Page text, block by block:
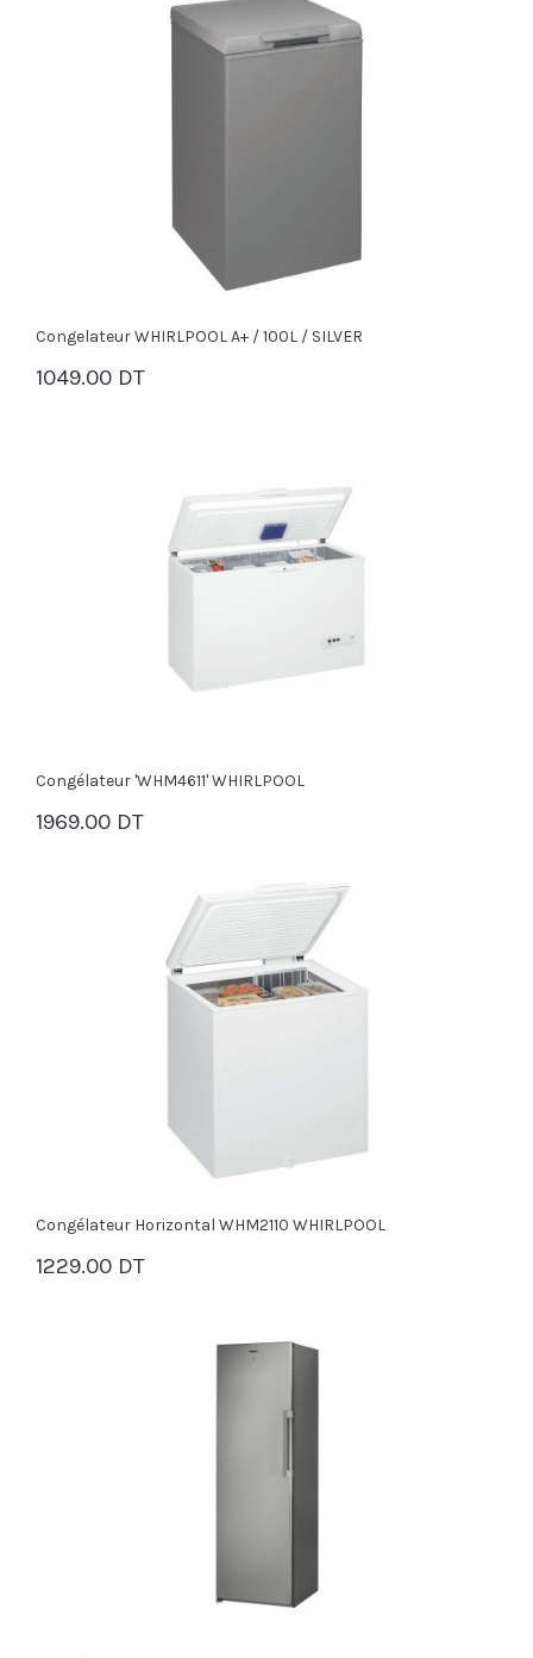
Congelateur WHIRLPOOL A+ / 100L / SILVER
1049.00 DT
PANIER
Congélateur 'WHM4611' WHIRLPOOL
1969.00 DT
PANIER
Congélateur Horizontal WHM2110 WHIRLPOOL
1229.00 DT
PANIER